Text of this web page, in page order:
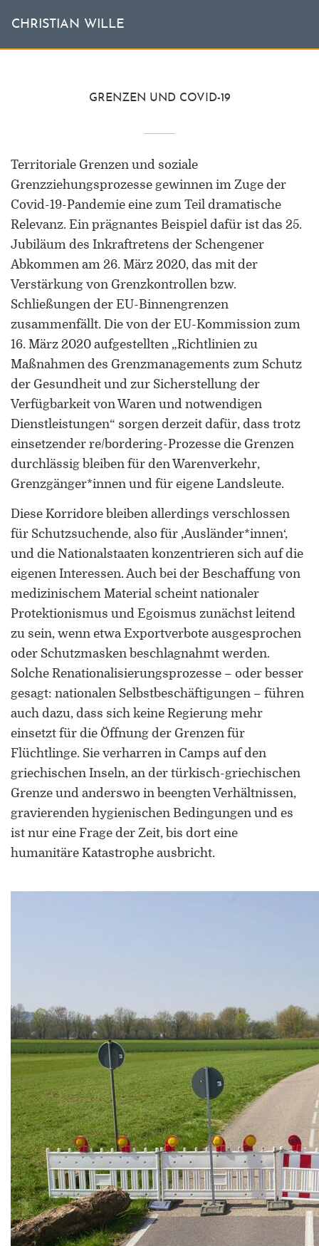
CHRISTIAN WILLE
GRENZEN UND COVID-19
Territoriale Grenzen und soziale
Grenzziehungsprozesse gewinnen im Zuge der
Covid-19-Pandemie eine zum Teil dramatische
Relevanz. Ein prägnantes Beispiel dafür ist das 25.
Jubiläum des Inkraftretens der Schengener
Abkommen am 26. März 2020, das mit der
Verstärkung von Grenzkontrollen bzw.
Schließungen der EU-Binnengrenzen
zusammenfällt. Die von der EU-Kommission zum
16. März 2020 aufgestellten „Richtlinien zu
Maßnahmen des Grenzmanagements zum Schutz
der Gesundheit und zur Sicherstellung der
Verfügbarkeit von Waren und notwendigen
Dienstleistungen“ sorgen derzeit dafür, dass trotz
einsetzender re/bordering-Prozesse die Grenzen
durchlässig bleiben für den Warenverkehr,
Grenzgänger*innen und für eigene Landsleute.
Diese Korridore bleiben allerdings verschlossen
für Schutzsuchende, also für ‚Ausländer*innen‘,
und die Nationalstaaten konzentrieren sich auf die
eigenen Interessen. Auch bei der Beschaffung von
medizinischem Material scheint nationaler
Protektionismus und Egoismus zunächst leitend
zu sein, wenn etwa Exportverbote ausgesprochen
oder Schutzmasken beschlagnahmt werden.
Solche Renationalisierungsprozesse – oder besser
gesagt: nationalen Selbstbeschäftigungen – führen
auch dazu, dass sich keine Regierung mehr
einsetzt für die Öffnung der Grenzen für
Flüchtlinge. Sie verharren in Camps auf den
griechischen Inseln, an der türkisch-griechischen
Grenze und anderswo in beengten Verhältnissen,
gravierenden hygienischen Bedingungen und es
ist nur eine Frage der Zeit, bis dort eine
humanitäre Katastrophe ausbricht.